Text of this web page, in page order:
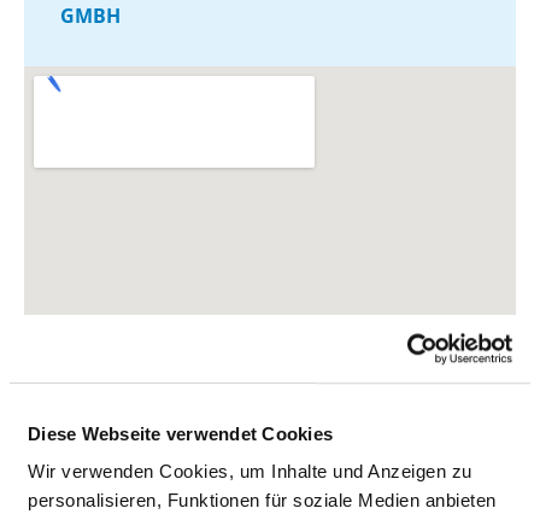
Diese Webseite verwendet Cookies
Wir verwenden Cookies, um Inhalte und Anzeigen zu
personalisieren, Funktionen für soziale Medien anbieten
GMBH